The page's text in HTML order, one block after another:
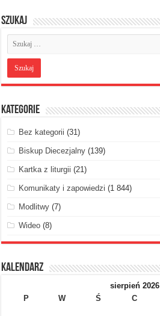
Szukaj
Kategorie
Bez kategorii (31)
Biskup Diecezjalny (139)
Kartka z liturgii (21)
Komunikaty i zapowiedzi (1 844)
Modlitwy (7)
Wideo (8)
Kalendarz
sierpień 2026
P
W Ś C